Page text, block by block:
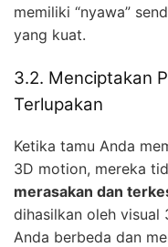
memiliki “nyawa”
yang kuat.
3.2. Menciptakan
Terlupakan
Ketika tamu Anda
3D motion, mereka
merasakan dan
dihasilkan oleh visual
Anda berbeda dan